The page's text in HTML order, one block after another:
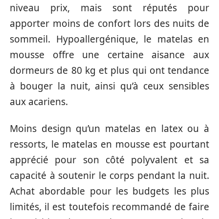
niveau prix, mais sont réputés pour
apporter moins de confort lors des nuits de
sommeil. Hypoallergénique, le matelas en
mousse offre une certaine aisance aux
dormeurs de 80 kg et plus qui ont tendance
à bouger la nuit, ainsi qu’à ceux sensibles
aux acariens.
Moins design qu’un matelas en latex ou à
ressorts, le matelas en mousse est pourtant
apprécié pour son côté polyvalent et sa
capacité à soutenir le corps pendant la nuit.
Achat abordable pour les budgets les plus
limités, il est toutefois recommandé de faire